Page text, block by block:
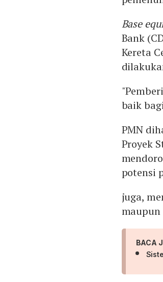
Base
Bank
Kereta
baik
PMN
Proyek
potensi
juga,
BACA